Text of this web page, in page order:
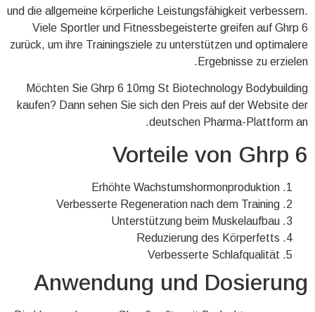
und die allgemeine körperliche Leistungsfähigkeit verbessern.
Viele Sportler und Fitnessbegeisterte greifen auf Ghrp 6
zurück, um ihre Trainingsziele zu unterstützen und optimalere
Ergebnisse zu erzielen.
Möchten Sie Ghrp 6 10mg St Biotechnology Bodybuilding
kaufen? Dann sehen Sie sich den Preis auf der Website der
deutschen Pharma-Plattform an.
Vorteile von Ghrp 6
Erhöhte Wachstumshormonproduktion
Verbesserte Regeneration nach dem Training
Unterstützung beim Muskelaufbau
Reduzierung des Körperfetts
Verbesserte Schlafqualität
Anwendung und Dosierung